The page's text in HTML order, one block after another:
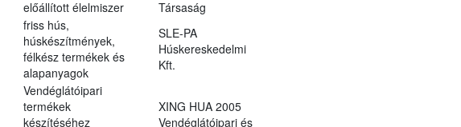
előállított élelmiszer
Társaság
friss hús,
húskészítmények,
félkész termékek és
alapanyagok
SLE-PA
Húskereskedelmi
Kft.
Vendéglátóipari
termékek
készítéséhez
XING HUA 2005
Vendéglátóipari és